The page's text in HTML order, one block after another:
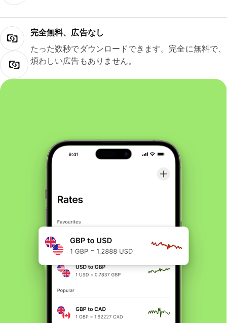
完全無料、広告なし
たった数秒でダウンロードできます。完全に無料で、
煩わしい広告もありません。